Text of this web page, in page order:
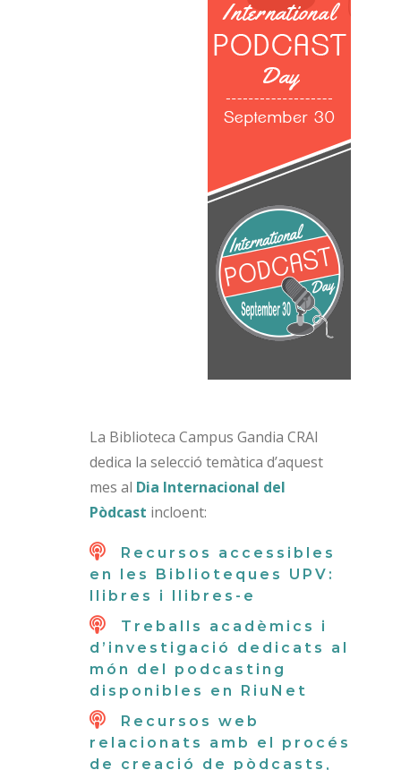
La Biblioteca Campus Gandia CRAI
dedica la selecció temàtica d’aquest
mes al Dia Internacional del
Pòdcast incloent:
Recursos accessibles
en les Biblioteques UPV:
llibres i llibres-e
Treballs acadèmics i
d’investigació dedicats al
món del podcasting
disponibles en RiuNet
Recursos web
relacionats amb el procés
de creació de pòdcasts,